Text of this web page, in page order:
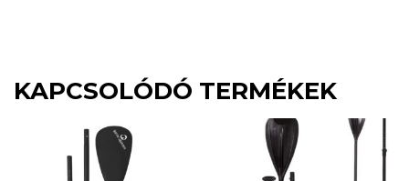
KAPCSOLÓDÓ TERMÉKEK